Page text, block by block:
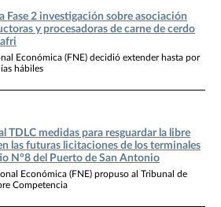
Fase 2 investigación sobre asociación
y procesadoras de carne de cerdo
Económica (FNE) decidió extender hasta por
hábiles
TDLC medidas para resguardar la libre
las futuras licitaciones de los terminales
N°8 del Puerto de San Antonio
Económica (FNE) propuso al Tribunal de
Competencia